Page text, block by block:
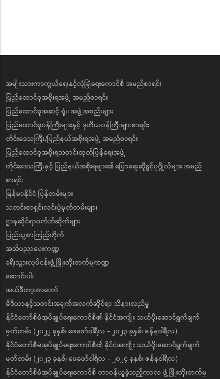
အမျိုးသားကာကွယ်ရေးနှင့်လုံခြုံရေးကောင်စီ အမည်စာရင်း
ပြည်ထောင်စုအစိုးရအဖွဲ့ အမည်စာရင်း
ပြည်ထောင်စုအဆင့် ရုံး၊ အဖွဲ့အစည်းများ
ပြည်ထောင်စုဝန်ကြီးများနှင့် ဒုတိယဝန်ကြီးများစာရင်း
တိုင်းဒေသကြီး/ပြည်နယ်အစိုးရအဖွဲ့ အမည်စာရင်း
ပြည်ထောင်စုအစိုးရသတင်းထုတ်ပြန်ရေးအဖွဲ့
တိုင်းဒေသကြီးနှင့် ပြည်နယ်အစိုးရများ၏ ပြောရေးဆိုခွင့်ပုဂ္ဂိုလ်များ အမည်
စာရင်း
မြန်မာနိုင်ငံ ပြန်တမ်းများ
သတင်းစာရှင်းလင်းပွဲမှတ်တမ်းများ
ဌာနဆိုင်ရာဝက်ဘ်ဆိုက်များ
ပြည်သူ့စာကြည့်တိုက်
အသိပညာပေးကဏ္ဍ
ခရီးသွားလုပ်ငန်းဖွံ့ဖြိုးတိုးတက်မှုကဏ္ဍ
ဆောင်းပါး
အယ်ဒီတာ့အာဘော်
မီဒီယာနှင့်သတင်းအချက်အလက်ဆိုင်ရာ သိနားလည်မှု
နိုင်ငံတော်စီမံအုပ်ချုပ်ရေးကောင်စီ၏ နိုင်ငံအကျိုး သယ်ပိုးဆောင်ရွက်ချက်
မှတ်တမ်း (၂၀၂၂ ခုနှစ်၊ ဖေဖော်ဝါရီလ - ၂၀၂၃ ခုနှစ်၊ ဇန်နဝါရီလ)
နိုင်ငံတော်စီမံအုပ်ချုပ်ရေးကောင်စီ၏ နိုင်ငံအကျိုး သယ်ပိုးဆောင်ရွက်ချက်
မှတ်တမ်း (၂၀၂၃ ခုနှစ်၊ ဖေဖော်ဝါရီလ - ၂၀၂၄ ခုနှစ်၊ ဇန်နဝါရီလ)
နိုင်ငံတော်စီမံအုပ်ချုပ်ရေးကောင်စီ တာဝန်ယူခဲ့သည့်ကာလ ဖွံ့ဖြိုးတိုးတက်မှု